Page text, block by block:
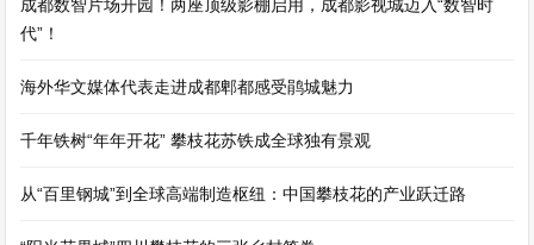
成都数智片场开园！两座顶级影棚启用，成都影视城迈入“数智时
代”！
海外华文媒体代表走进成都郫都感受鹃城魅力
千年铁树“年年开花” 攀枝花苏铁成全球独有景观
从“百里钢城”到全球高端制造枢纽：中国攀枝花的产业跃迁路